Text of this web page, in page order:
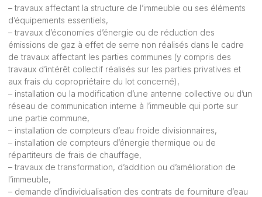
– travaux affectant la structure de l’immeuble ou ses éléments
d’équipements essentiels,
– travaux d’économies d’énergie ou de réduction des
émissions de gaz à effet de serre non réalisés dans le cadre
de travaux affectant les parties communes (y compris des
travaux d’intérêt collectif réalisés sur les parties privatives et
aux frais du copropriétaire du lot concerné),
– installation ou la modification d’une antenne collective ou d’un
réseau de communication interne à l’immeuble qui porte sur
une partie commune,
– installation de compteurs d’eau froide divisionnaires,
– installation de compteurs d’énergie thermique ou de
répartiteurs de frais de chauffage,
– travaux de transformation, d’addition ou d’amélioration de
l’immeuble,
– demande d’individualisation des contrats de fourniture d’eau